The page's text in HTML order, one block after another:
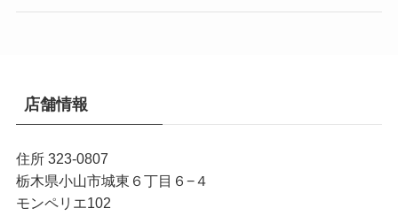
店舗情報
住所 323-0807
栃木県小山市城東６丁目６−４
モンペリエ102